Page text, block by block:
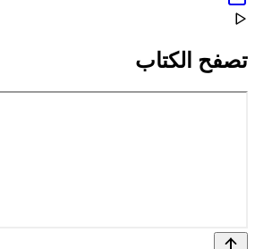
تصفح الكتاب